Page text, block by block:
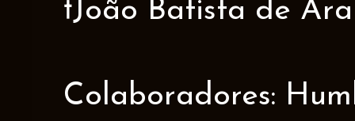
†João Batista de
Colaboradores: